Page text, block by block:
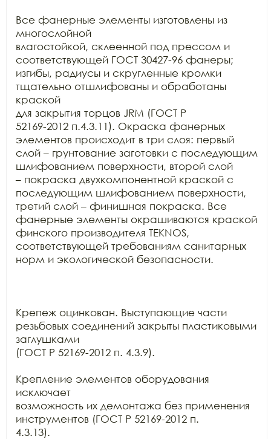
Все фанерные элементы изготовлены из
многослойной
влагостойкой, склеенной под прессом и
соответствующей ГОСТ 30427-96 фанеры;
изгибы, радиусы и скругленные кромки
тщательно отшлифованы и обработаны
краской
для закрытия торцов JRM (ГОСТ Р
52169-2012 п.4.3.11). Окраска фанерных
элементов происходит в три слоя: первый
слой – грунтование заготовки с последующим
шлифованием поверхности, второй слой
– покраска двухкомпонентной краской с
последующим шлифованием поверхности,
третий слой – финишная покраска. Все
фанерные элементы окрашиваются краской
финского производителя TEKNOS,
соответствующей требованиям санитарных
норм и экологической безопасности.
Крепеж оцинкован. Выступающие части
резьбовых соединений закрыты пластиковыми
заглушками
(ГОСТ Р 52169-2012 п. 4.3.9).
Крепление элементов оборудования
исключает
возможность их демонтажа без применения
инструментов (ГОСТ Р 52169-2012 п.
4.3.13).